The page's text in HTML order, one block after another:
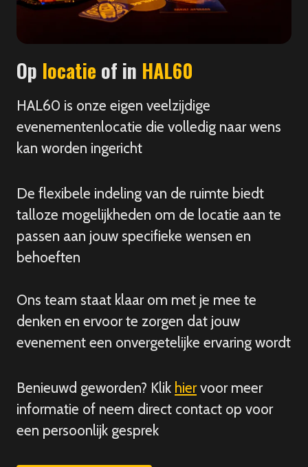
Op locatie of in HAL60
HAL60 is onze eigen veelzijdige
evenementenlocatie die volledig naar wens
kan worden ingericht
De flexibele indeling van de ruimte biedt
talloze mogelijkheden om de locatie aan te
passen aan jouw specifieke wensen en
behoeften
Ons team staat klaar om met je mee te
denken en ervoor te zorgen dat jouw
evenement een onvergetelijke ervaring wordt
Benieuwd geworden? Klik hiervoor meer
informatie of neem direct contact op voor
een persoonlijk gesprek